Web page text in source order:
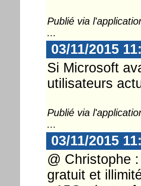
Publié via
...
03/11/2015
Si Microsoft
utilisateurs
Publié via
...
03/11/2015
@ Christophe
gratuit et